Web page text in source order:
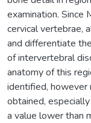
examination. Since
cervical vertebrae,
and differentiate
of intervertebral
anatomy of this
identified, however
obtained,
a value lower than